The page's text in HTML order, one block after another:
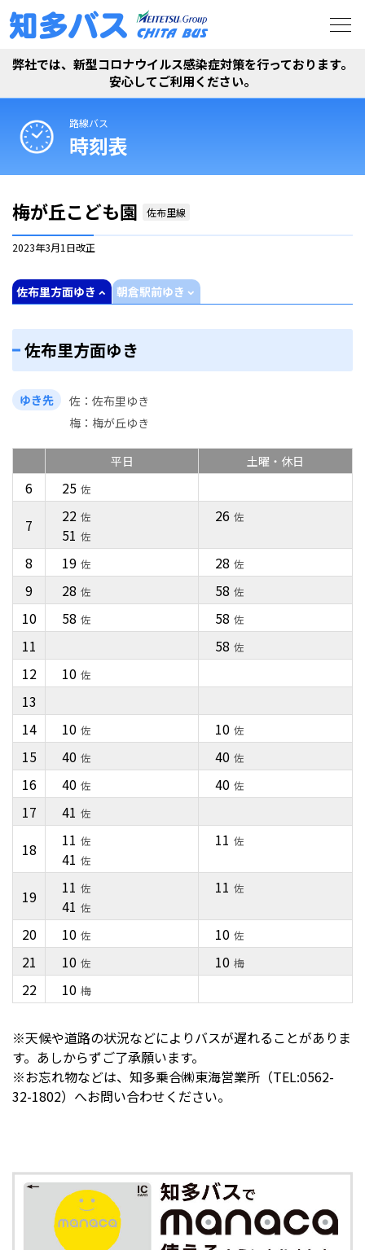
弊社では、新型コロナウイルス感染症対策を行っております。
安心してご利用ください。
路線バス
時刻表
梅が丘こども園 佐布里線
2023年3月1日改正
佐布里方面ゆき 朝倉駅前ゆき
佐布里方面ゆき
ゆき先 佐
佐布里ゆき
梅
梅が丘ゆき
平日
6
7
8
9
10
11
12
13
14
15
16
17
18
19
20
21
22
25 佐
22 佐
51 佐
19 佐
28 佐
58 佐
10 佐
10 佐
40 佐
40 佐
41 佐
11 佐
41 佐
11 佐
41 佐
10 佐
10 佐
10 梅
土曜・休日
26 佐
28 佐
58 佐
58 佐
58 佐
10 佐
40 佐
40 佐
11 佐
11 佐
10 佐
10 梅
※天候や道路の状況などによりバスが遅れることがありま
す。あしからずご了承願います。
※お忘れ物などは、知多乗合㈱東海営業所（TEL:0562-
32-1802）へお問い合わせください。